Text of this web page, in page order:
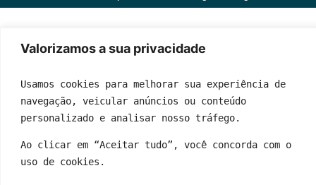
Valorizamos a sua privacidade
Usamos cookies para melhorar sua experiência de
navegação, veicular anúncios ou conteúdo
personalizado e analisar nosso tráfego.
Ao clicar em “Aceitar tudo”, você concorda com o
uso de cookies.